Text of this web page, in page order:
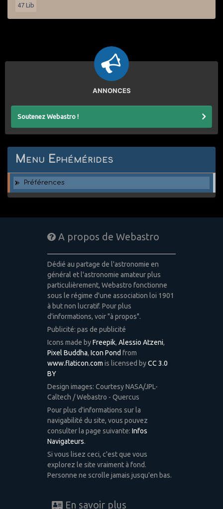
47 Lib
ANNONCES
Soutenez Webastro !
Menu Ephémérides
Préférences
A propos de Webastro
Dédié au partage de l'astronomie en
général et l'astronomie amateur plus
particulièrement, Webastro fonctionne
sous le régime d'une association loi 1901
à but non lucratif. Pour plus
d'informations, voir "à propos".
Publicité: pas de publicité
Icons made byFreepik, Alessio Atzeni,
Pixel Buddha, Icon Pond from
www.flaticon.com is licensed byCC 3.0
BY
Design images: Courtesy NASA/JPL-
Caltech / Webastro - Quercus
Pour plus d'informations sur la
navigabilité du site, vous pouvez
consulter la page suivante: Infos
Navigateurs.
Si vous lisez ceci, c'est que vous
explorez le site vraiment à fond.
Personne ne scrolle jamais jusqu'en bas.
En savoir plus